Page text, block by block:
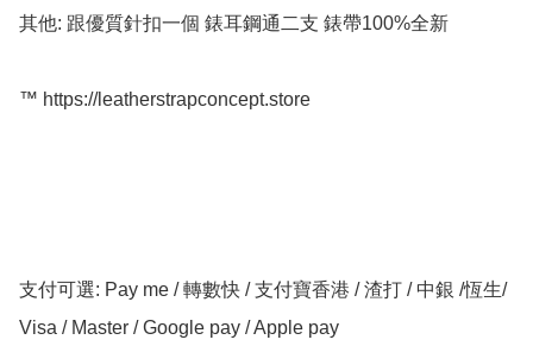
其他: 跟優質針扣一個 錶耳鋼通二支 錶帶100%全新
™️ https://leatherstrapconcept.store
支付可選: Pay me / 轉數快 / 支付寶香港 / 渣打 / 中銀 /恆生/
Visa / Master / Google pay / Apple pay